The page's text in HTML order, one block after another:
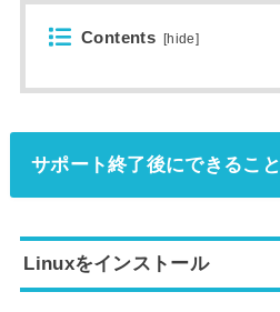
Contents [hide]
サポート終了後にできること
Linuxをインストール